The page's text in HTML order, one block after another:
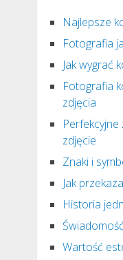
Najlepsze
Fotografia
Jak wygrać
Fotografia
zdjęcia
zdjęcie
Znaki i
Jak
Historia
Wartość